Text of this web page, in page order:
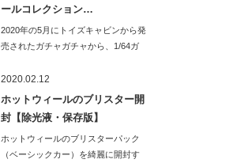
ールコレクション…
2020年の5月にトイズキャビンから発
売されたガチャガチャから、1/64ガ
2020.02.12
ホットウィールのブリスター開
封【除光液・保存版】
ホットウィールのブリスターパック
（ベーシックカー）を綺麗に開封す